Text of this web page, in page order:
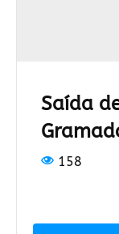
Saída
158